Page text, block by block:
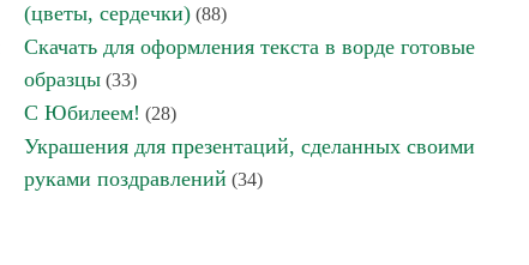
(цветы, сердечки) (88)
Скачать для оформления текста в ворде готовые
образцы (33)
С Юбилеем! (28)
Украшения для презентаций, сделанных своими
руками поздравлений (34)